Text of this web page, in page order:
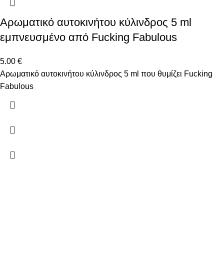
Αρωματικό αυτοκινήτου κύλινδρος 5 ml
εμπνευσμένο από Fucking Fabulous
5.00 €
Αρωματικό αυτοκινήτου κύλινδρος 5 ml που θυμίζει Fucking
Fabulous